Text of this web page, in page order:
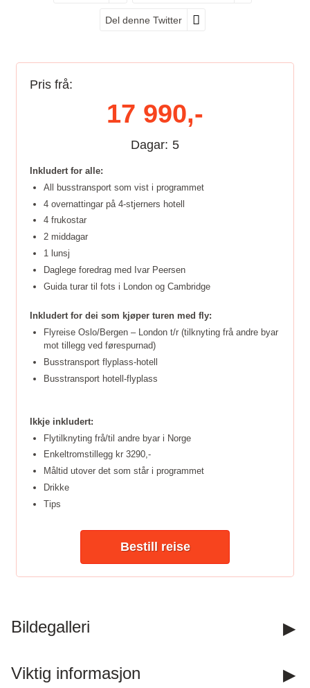
Del denne Twitter
Pris frå:
17 990,-
Dagar: 5
Inkludert for alle:
All busstransport som vist i programmet
4 overnattingar på 4-stjerners hotell
4 frukostar
2 middagar
1 lunsj
Daglege foredrag med Ivar Peersen
Guida turar til fots i London og Cambridge
Inkludert for dei som kjøper turen med fly:
Flyreise Oslo/Bergen – London t/r (tilknyting frå andre byar
mot tillegg ved førespurnad)
Busstransport flyplass-hotell
Busstransport hotell-flyplass
Ikkje inkludert:
Flytilknyting frå/til andre byar i Norge
Enkeltromstillegg kr 3290,-
Måltid utover det som står i programmet
Drikke
Tips
Bestill reise
Bildegalleri
Viktig informasjon